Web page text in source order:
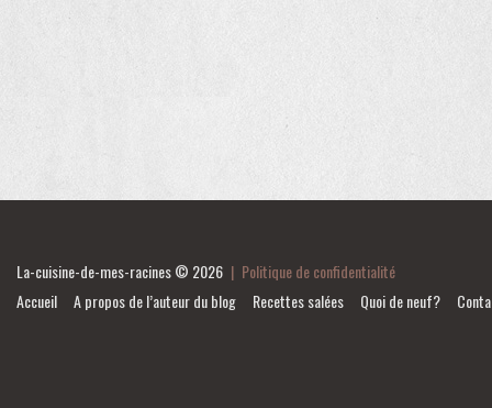
La-cuisine-de-mes-racines© 2026 | Politique de confidentialité
Accueil
A propos de l’auteur du blog Recettes salées Quoi de neuf?